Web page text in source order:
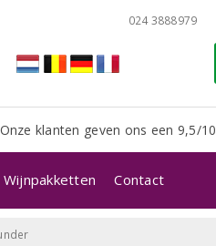
024 3888979
Onze klanten geven ons een 9,5/10
Wijnpakketten Contact